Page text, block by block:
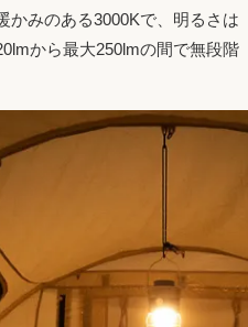
かみのある3000Kで、明るさは
から最大250lmの間で無段階